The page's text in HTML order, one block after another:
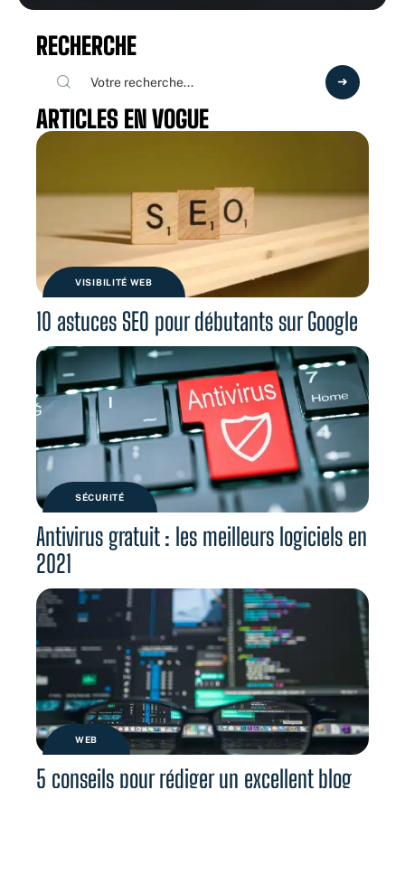
RECHERCHE
ARTICLES EN VOGUE
VISIBILITÉ WEB
10 astuces SEO pour débutants sur Google
SÉCURITÉ
Antivirus gratuit : les meilleurs logiciels en
2021
WEB
5 conseils pour rédiger un excellent blog